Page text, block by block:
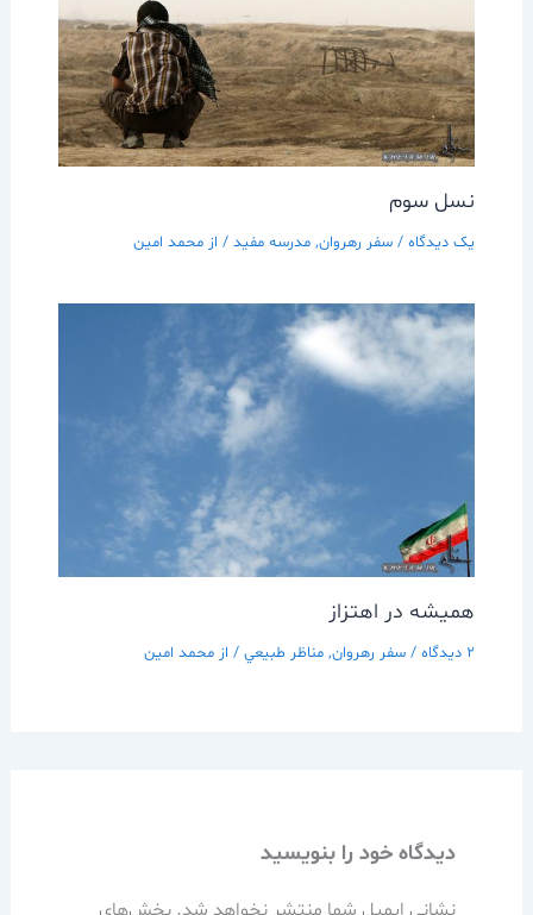
نسل سوم
یک دیدگاه / سفر رهروان, مدرسه مفيد/ از محمد امین
هميشه در اهتزاز
2 دیدگاه / سفر رهروان, مناظر طبيعي/ از محمد امین
دیدگاه‌ خود را بنویسید
نشانی ایمیل شما منتشر نخواهد شد. بخش‌های